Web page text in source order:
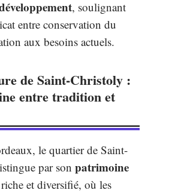
, soulignant
entre conservation du
aux besoins actuels.
de Saint-Christoly :
entre tradition et
le quartier de Saint-
par son patrimoine
riche et diversifié, où les